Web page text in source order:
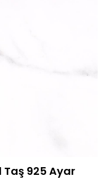
Taş 925 Ayar